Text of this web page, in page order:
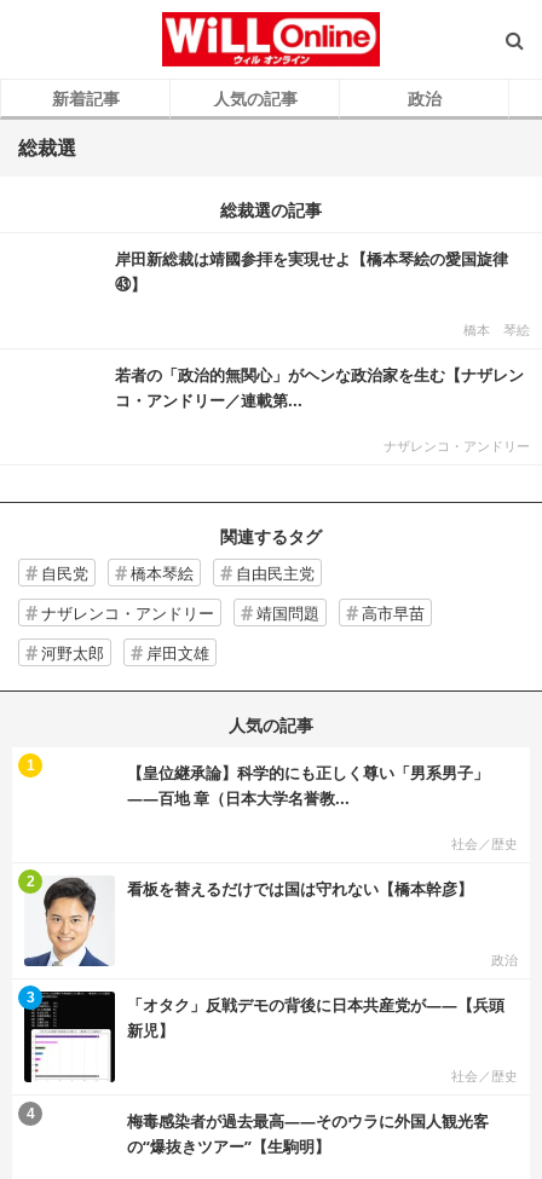
新着記事 人気の記事 政治
総裁選
総裁選の記事
岸田新総裁は靖國参拝を実現せよ【橋本琴絵の愛国旋律
㊸】
橋本 琴絵
若者の「政治的無関心」がヘンな政治家を生む【ナザレン
コ・アンドリー／連載第...
ナザレンコ・アンドリー
関連するタグ
自民党 橋本琴絵
自由民主党
ナザレンコ・アンドリー
靖国問題
高市早苗
河野太郎
岸田文雄
人気の記事
【皇位継承論】科学的にも正しく尊い「男系男子」
――百地 章（日本大学名誉教...
社会／歴史
1
看板を替えるだけでは国は守れない【橋本幹彦】
政治
2
「オタク」反戦デモの背後に日本共産党が――【兵頭
新児】
社会／歴史
3
梅毒感染者が過去最高――そのウラに外国人観光客
の“爆抜きツアー”【生駒明】
4